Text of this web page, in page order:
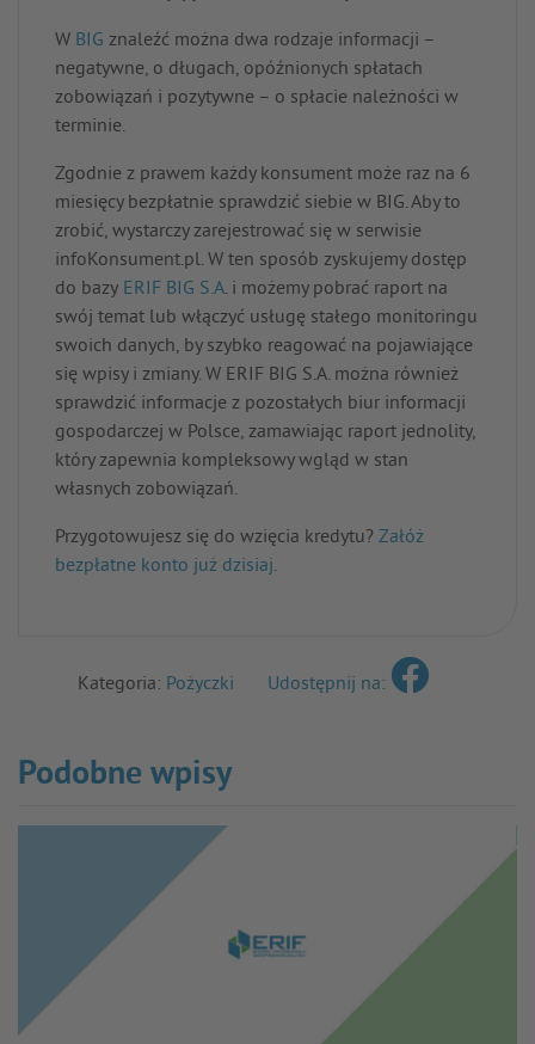
W BIG znaleźć można dwa rodzaje informacji –
negatywne, o długach, opóźnionych spłatach
zobowiązań i pozytywne – o spłacie należności w
terminie.
Zgodnie z prawem każdy konsument może raz na 6
miesięcy bezpłatnie sprawdzić siebie w BIG. Aby to
zrobić, wystarczy zarejestrować się w serwisie
infoKonsument.pl. W ten sposób zyskujemy dostęp
do bazy ERIF BIG S.A. i możemy pobrać raport na
swój temat lub włączyć usługę stałego monitoringu
swoich danych, by szybko reagować na pojawiające
się wpisy i zmiany. W ERIF BIG S.A. można również
sprawdzić informacje z pozostałych biur informacji
gospodarczej w Polsce, zamawiając raport jednolity,
który zapewnia kompleksowy wgląd w stan
własnych zobowiązań.
Przygotowujesz się do wzięcia kredytu? Załóż
bezpłatne konto już dzisiaj.
Kategoria: Pożyczki Udostępnij na:
Podobne wpisy